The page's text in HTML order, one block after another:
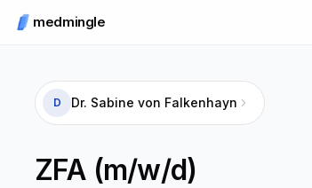
medmingle
D Dr. Sabine von Falkenhayn
ZFA (m/w/d)